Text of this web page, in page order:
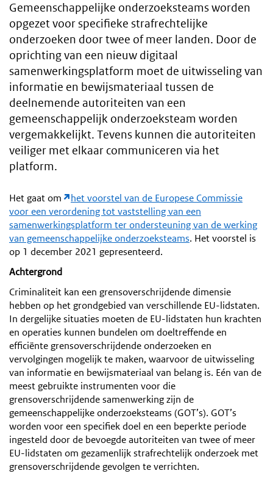
Gemeenschappelijke onderzoeksteams worden
opgezet voor specifieke strafrechtelijke
onderzoeken door twee of meer landen. Door de
oprichting van een nieuw digitaal
samenwerkingsplatform moet de uitwisseling van
informatie en bewijsmateriaal tussen de
deelnemende autoriteiten van een
gemeenschappelijk onderzoeksteam worden
vergemakkelijkt. Tevens kunnen die autoriteiten
veiliger met elkaar communiceren via het
platform.
Het gaat om
het voorstel van de Europese Commissie
voor een verordening tot vaststelling van een
samenwerkingsplatform ter ondersteuning van de werking
van gemeenschappelijke onderzoeksteams. Het voorstel is
op 1 december 2021 gepresenteerd.
Achtergrond
Criminaliteit kan een grensoverschrijdende dimensie
hebben op het grondgebied van verschillende EU-lidstaten.
In dergelijke situaties moeten de EU-lidstaten hun krachten
en operaties kunnen bundelen om doeltreffende en
efficiënte grensoverschrijdende onderzoeken en
vervolgingen mogelijk te maken, waarvoor de uitwisseling
van informatie en bewijsmateriaal van belang is. Eén van de
meest gebruikte instrumenten voor die
grensoverschrijdende samenwerking zijn de
gemeenschappelijke onderzoeksteams (GOT’s). GOT’s
worden voor een specifiek doel en een beperkte periode
ingesteld door de bevoegde autoriteiten van twee of meer
EU-lidstaten om gezamenlijk strafrechtelijk onderzoek met
grensoverschrijdende gevolgen te verrichten.